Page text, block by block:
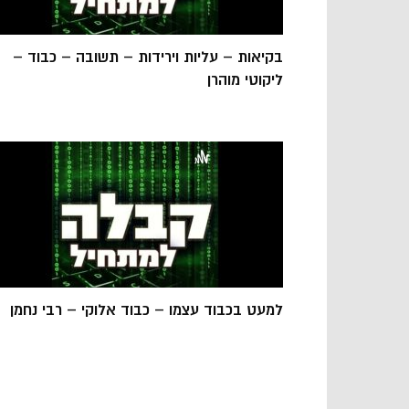
בקיאות – עליות וירידות – תשובה – כבוד –
ליקוטי מוהרן
למעט בכבוד עצמו – כבוד אלוקי – רבי נחמן